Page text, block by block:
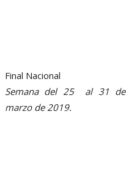
Final Nacional
Semana del 25 al 31 de
marzo de 2019.